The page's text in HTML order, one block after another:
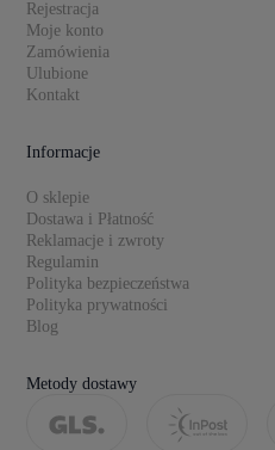
Rejestracja
Moje konto
Zamówienia
Ulubione
Kontakt
Informacje
O sklepie
Dostawa i Płatność
Reklamacje i zwroty
Regulamin
Polityka bezpieczeństwa
Polityka prywatności
Blog
Metody dostawy